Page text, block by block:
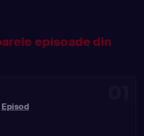
episoade din
Episod